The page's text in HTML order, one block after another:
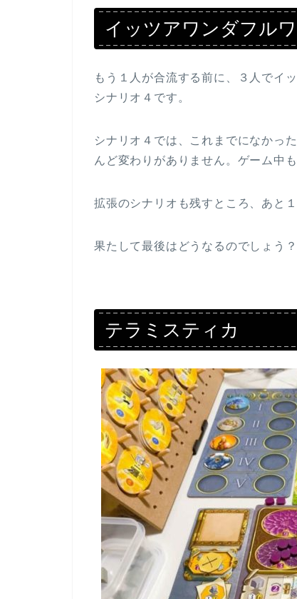
イッツアワンダフル
もう１人が合流する前に、３人でイ
シナリオ４です。
シナリオ４では、これまでになかっ
んど変わりがありません。ゲーム中
拡張のシナリオも残すところ、あと
果たして最後はどうなるのでしょう？
テラミスティカ